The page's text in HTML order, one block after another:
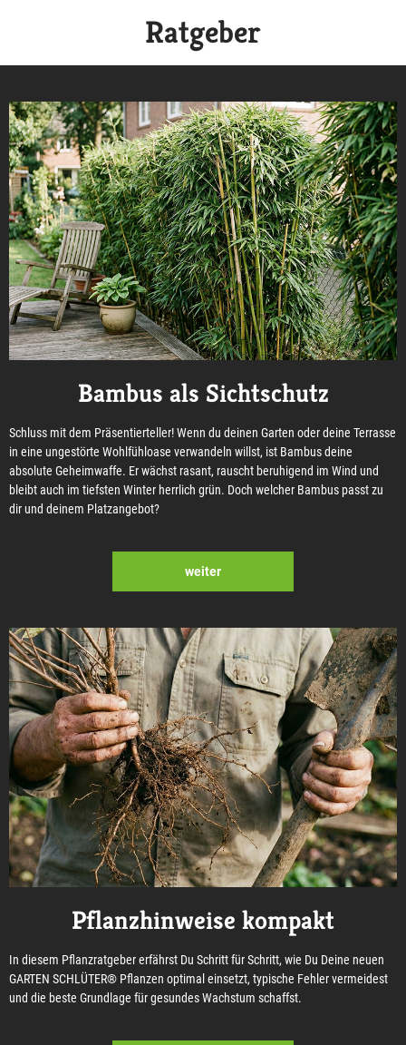
Ratgeber
Bambus als Sichtschutz
Schluss mit dem Präsentierteller! Wenn du deinen Garten oder deine Terrasse
in eine ungestörte Wohlfühloase verwandeln willst, ist Bambus deine
absolute Geheimwaffe. Er wächst rasant, rauscht beruhigend im Wind und
bleibt auch im tiefsten Winter herrlich grün. Doch welcher Bambus passt zu
dir und deinem Platzangebot?
weiter
Pflanzhinweise kompakt
In diesem Pflanzratgeber erfährst Du Schritt für Schritt, wie Du Deine neuen
GARTEN SCHLÜTER® Pflanzen optimal einsetzt, typische Fehler vermeidest
und die beste Grundlage für gesundes Wachstum schaffst.